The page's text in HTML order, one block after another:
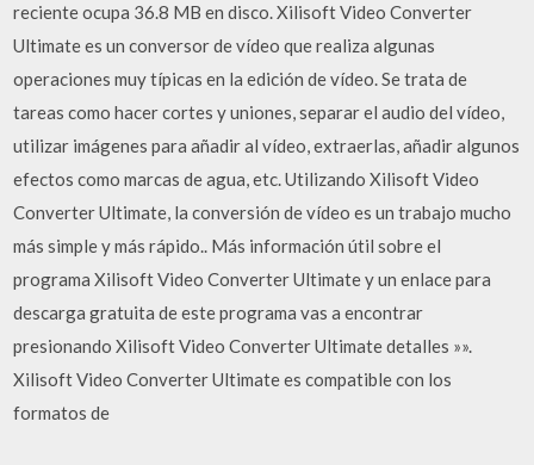
reciente ocupa 36.8 MB en disco. Xilisoft Video Converter
Ultimate es un conversor de vídeo que realiza algunas
operaciones muy típicas en la edición de vídeo. Se trata de
tareas como hacer cortes y uniones, separar el audio del vídeo,
utilizar imágenes para añadir al vídeo, extraerlas, añadir algunos
efectos como marcas de agua, etc. Utilizando Xilisoft Video
Converter Ultimate, la conversión de vídeo es un trabajo mucho
más simple y más rápido.. Más información útil sobre el
programa Xilisoft Video Converter Ultimate y un enlace para
descarga gratuita de este programa vas a encontrar
presionando Xilisoft Video Converter Ultimate detalles »».
Xilisoft Video Converter Ultimate es compatible con los
formatos de